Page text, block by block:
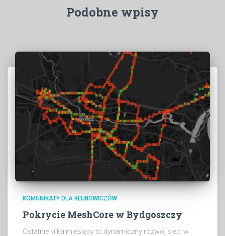
Podobne wpisy
KOMUNIKATY DLA KLUBOWICZÓW
Pokrycie MeshCore w Bydgoszczy
Ostatnie kilka miesięcy to dynamiczny rozwój sieci w